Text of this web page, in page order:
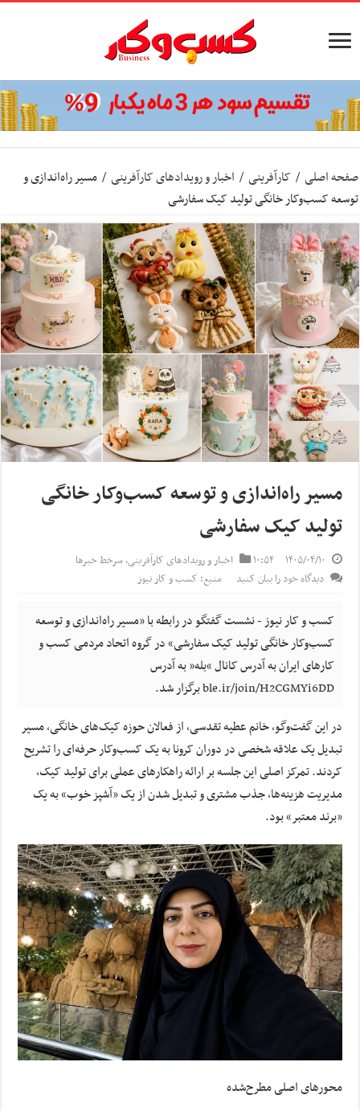
صفحه اصلی / کارآفرینی / اخبار و رویدادهای کارآفرینی / مسیر راه‌اندازی و
توسعه کسب‌وکار خانگی تولید کیک سفارشی
مسیر راه‌اندازی و توسعه کسب‌وکار خانگی
تولید کیک سفارشی
۱۴۰۵/۰۴/۱۰ ۱۰:۵۴ اخبار و رویدادهای کارآفرینی,سرخط خبرها
دیدگاه خود را بیان کنید
منبع: کسب و کار نیوز
کسب و کار نیوز - نشست گفتگو در رابطه با «مسیر راه‌اندازی و توسعه
کسب‌وکار خانگی تولید کیک سفارشی» در گروه اتحاد مردمی کسب و
کارهای ایران به آدرس کانال “بله” به آدرس
ble.ir/join/H2CGMYi6DD برگزار شد.
در این گفت‌وگو، خانم عطیه تقدسی، از فعالان حوزه کیک‌های خانگی، مسیر
تبدیل یک علاقه شخصی در دوران کرونا به یک کسب‌وکار حرفه‌ای را تشریح
کردند. تمرکز اصلی این جلسه بر ارائه راهکارهای عملی برای تولید کیک،
مدیریت هزینه‌ها، جذب مشتری و تبدیل شدن از یک «آشپز خوب» به یک
«برند معتبر» بود.
محورهای اصلی مطرح‌شده